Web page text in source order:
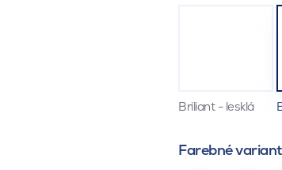
Briliant - lesklá
Farebné